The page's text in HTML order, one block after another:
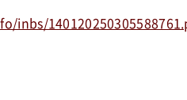
inbs/